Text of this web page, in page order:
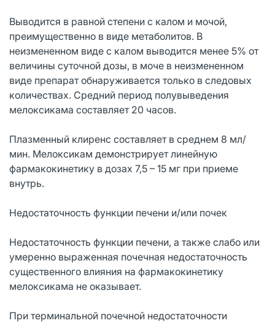
Выводится в равной степени с калом и мочой,
преимущественно в виде метаболитов. В
неизмененном виде с калом выводится менее 5% от
величины суточной дозы, в моче в неизмененном
виде препарат обнаруживается только в следовых
количествах. Средний период полувыведения
мелоксикама составляет 20 часов.
Плазменный клиренс составляет в среднем 8 мл/
мин. Мелоксикам демонстрирует линейную
фармакокинетику в дозах 7,5 – 15 мг при приеме
внутрь.
Недостаточность функции печени и/или почек
Недостаточность функции печени, а также слабо или
умеренно выраженная почечная недостаточность
существенного влияния на фармакокинетику
мелоксикама не оказывает.
При терминальной почечной недостаточности